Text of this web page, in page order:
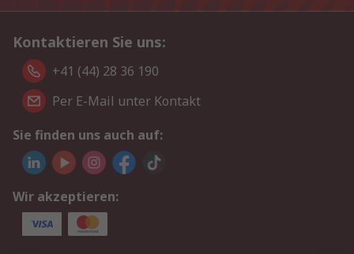
Kontaktieren Sie uns:
+41 (44) 28 36 190
Per E-Mail unter Kontakt
Sie finden uns auch auf:
Wir akzeptieren: